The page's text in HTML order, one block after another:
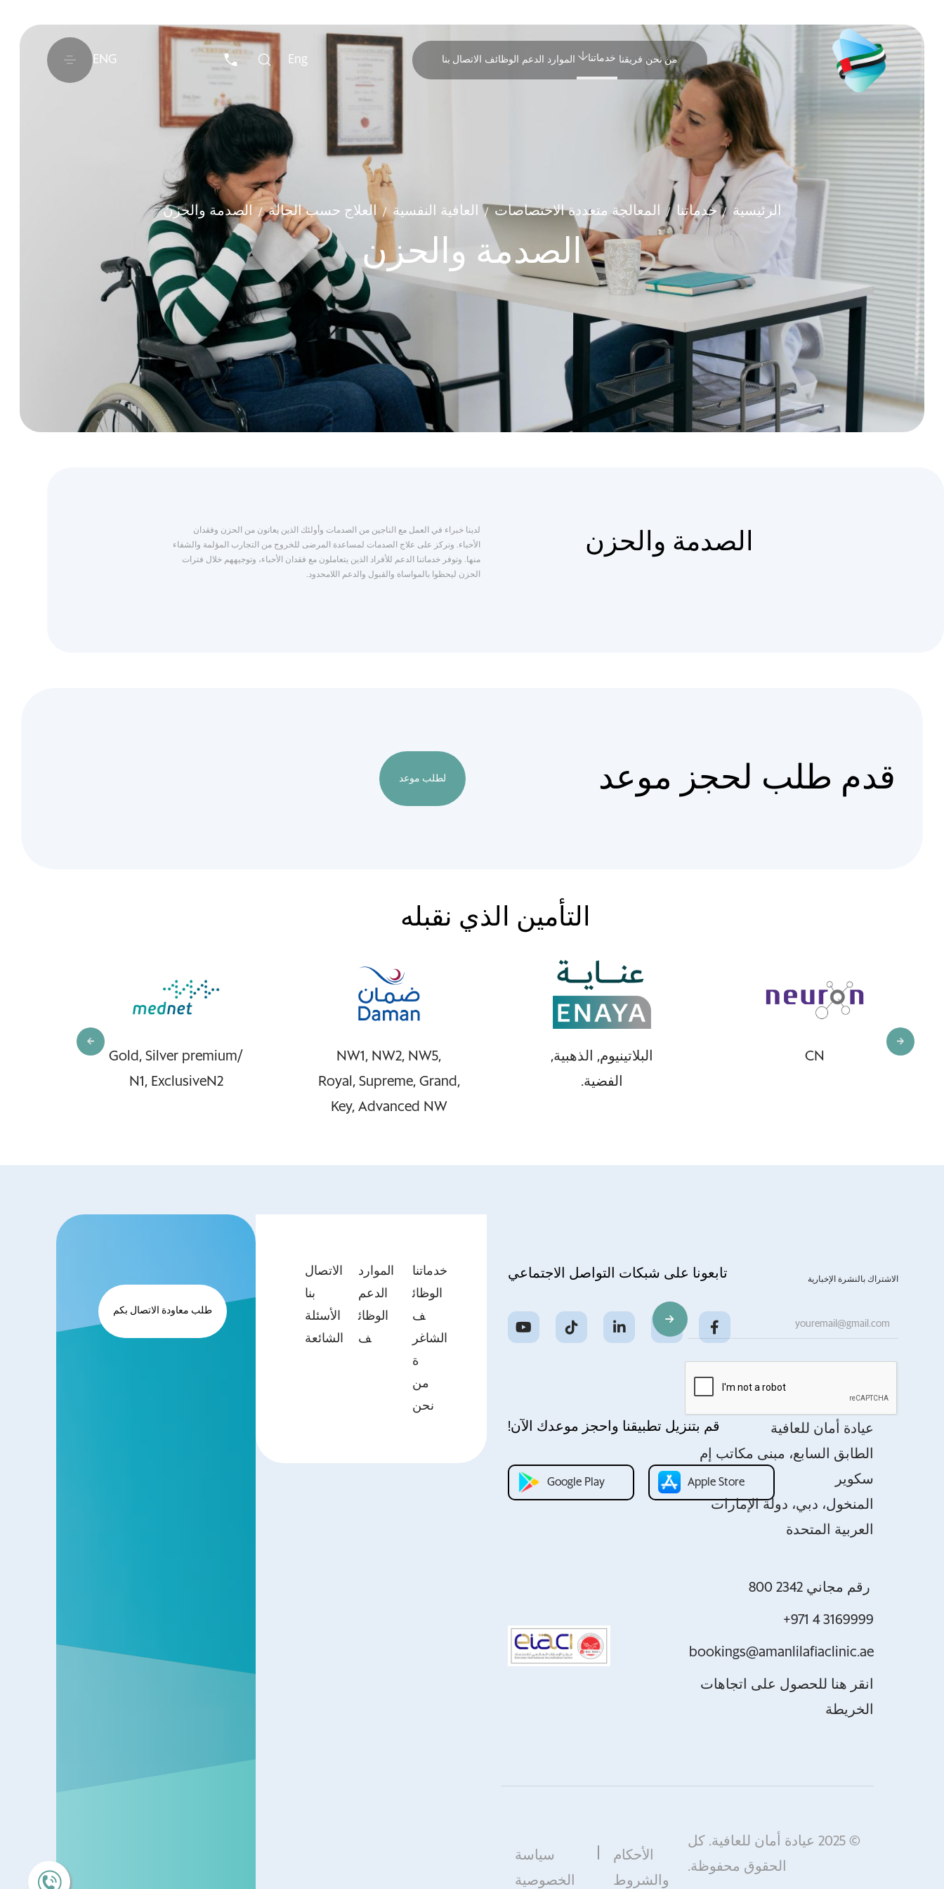
من نحن فريقنا خدماتنا الموارد الدعم الوظائف الاتصال بنا Eng
ENG
الرئيسية / خدماتنا / المعالجة متعددة الاختصاصات / العافية النفسية / العلاج حسب الحالة / الصدمة والحزن
الصدمة والحزن
الصدمة والحزن
لدينا خبراء في العمل مع الناجين من الصدمات وأولئك الذين يعانون من الحزن وفقدان
الأحباء. ونركز على علاج الصدمات لمساعدة المرضى للخروج من التجارب المؤلمة والشفاء
منها. وتوفر خدماتنا الدعم للأفراد الذين يتعاملون مع فقدان الأحباء، وتوجيههم خلال فترات
الحزن ليحظوا بالمواساة والقبول والدعم اللامحدود.
قدم طلب لحجز موعد لطلب موعد
التأمين الذي نقبله
CN
البلاتينيوم, الذهبية,
الفضية.
NW1, NW2, NW5,
Royal, Supreme, Grand,
Key, Advanced NW
Gold, Silver premium/
N1, ExclusiveN2
طلب معاودة الاتصال بكم
الاتصال
بنا
الأسئلة
الشائعة
الموارد
الدعم
الوظائ
ف
خدماتنا
الوظائ
ف
الشاغر
ة
من
نحن
تابعونا على شبكات التواصل الاجتماعي
قم بتنزيل تطبيقنا واحجز موعدك الآن!
Google Play Apple Store
الاشتراك بالنشرة الإخبارية
عيادة أمان للعافية
الطابق السابع، مبنى مكاتب إم
سكوير
المنخول، دبي، دولة الإمارات
العربية المتحدة
+971 4 3169999
bookings@amanlilafiaclinic.ae
انقر هنا للحصول على اتجاهات
الخريطة
سياسة
الخصوصية
الأحكام
والشروط
© 2025 عيادة أمان للعافية. كل
الحقوق محفوظة.